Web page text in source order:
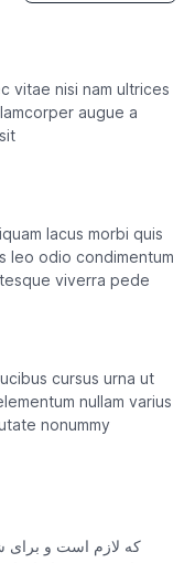
vitae nisi nam ultrices
augue a
lacus morbi quis
leo odio condimentum
viverra pede
cursus urna ut
nullam varius
nonummy
که لازم است و برای